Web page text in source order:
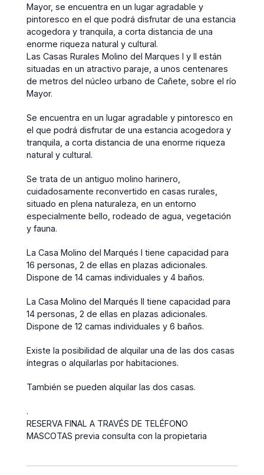
Mayor, se encuentra en un lugar agradable y
pintoresco en el que podrá disfrutar de una estancia
acogedora y tranquila, a corta distancia de una
enorme riqueza natural y cultural.
Las Casas Rurales Molino del Marques I y II están
situadas en un atractivo paraje, a unos centenares
de metros del núcleo urbano de Cañete, sobre el río
Mayor.
Se encuentra en un lugar agradable y pintoresco en
el que podrá disfrutar de una estancia acogedora y
tranquila, a corta distancia de una enorme riqueza
natural y cultural.
Se trata de un antiguo molino harinero,
cuidadosamente reconvertido en casas rurales,
situado en plena naturaleza, en un entorno
especialmente bello, rodeado de agua, vegetación
y fauna.
La Casa Molino del Marqués I tiene capacidad para
16 personas, 2 de ellas en plazas adicionales.
Dispone de 14 camas individuales y 4 baños.
La Casa Molino del Marqués II tiene capacidad para
14 personas, 2 de ellas en plazas adicionales.
Dispone de 12 camas individuales y 6 baños.
Existe la posibilidad de alquilar una de las dos casas
íntegras o alquilarlas por habitaciones.
También se pueden alquilar las dos casas.
.
RESERVA FINAL A TRAVÉS DE TELÉFONO
MASCOTAS previa consulta con la propietaria